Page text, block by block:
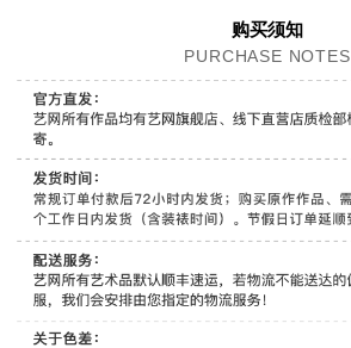
购买须知
PURCHASE NOTES